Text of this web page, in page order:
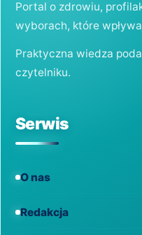
Portal o zdrowiu,
wyborach, które
Praktyczna wiedza
czytelniku.
Serwis
O nas
Redakcja